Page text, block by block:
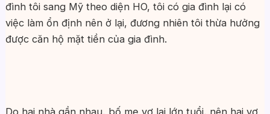
đình tôi sang Mỹ theo diện HO, tôi có gia đình lại có
việc làm ổn định nên ở lại, đương nhiên tôi thừa hưởng
được căn hộ mặt tiền của gia đình.